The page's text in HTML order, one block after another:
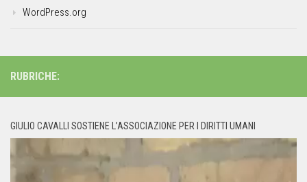
WordPress.org
RUBRICHE:
GIULIO CAVALLI SOSTIENE L’ASSOCIAZIONE PER I DIRITTI UMANI
Player